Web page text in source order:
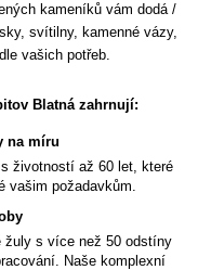
kameníků vám dodá /
svítilny, kamenné vázy,
vašich potřeb.
Blatná zahrnují:
na míru
životností až 60 let, které
vašim požadavkům.
žuly s více než 50 odstíny
Naše komplexní